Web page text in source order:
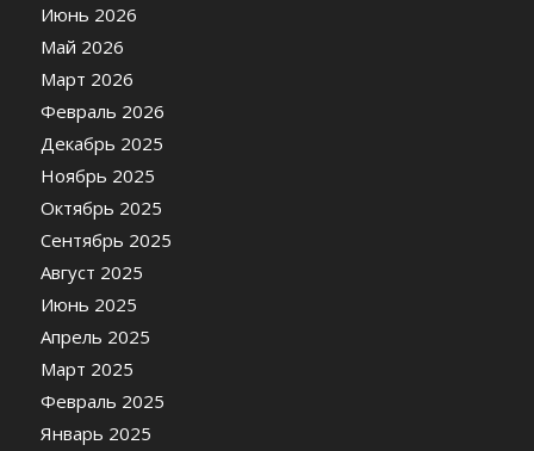
Июнь 2026
Май 2026
Март 2026
Февраль 2026
Декабрь 2025
Ноябрь 2025
Октябрь 2025
Сентябрь 2025
Август 2025
Июнь 2025
Апрель 2025
Март 2025
Февраль 2025
Январь 2025